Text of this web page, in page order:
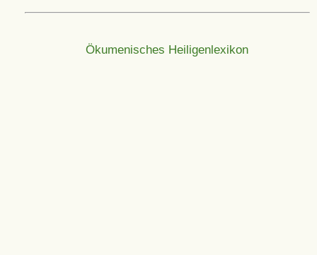
Ökumenisches Heiligenlexikon